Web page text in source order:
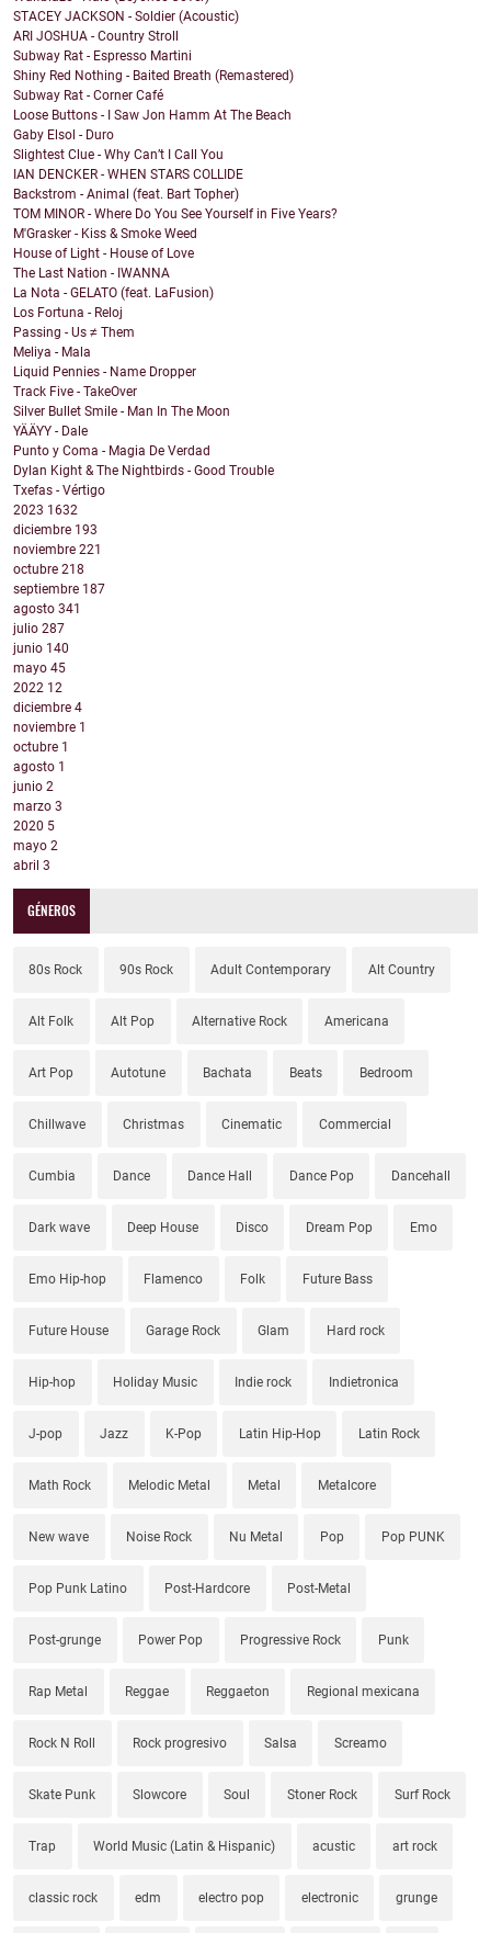
STACEY JACKSON - Soldier (Acoustic)
ARI JOSHUA - Country Stroll
Subway Rat - Espresso Martini
Shiny Red Nothing - Baited Breath (Remastered)
Subway Rat - Corner Café
Loose Buttons - I Saw Jon Hamm At The Beach
Gaby Elsol - Duro
Slightest Clue - Why Can’t I Call You
IAN DENCKER - WHEN STARS COLLIDE
Backstrom - Animal (feat. Bart Topher)
TOM MINOR - Where Do You See Yourself in Five Years?
M'Grasker - Kiss & Smoke Weed
House of Light - House of Love
The Last Nation - IWANNA
La Nota - GELATO (feat. LaFusion)
Los Fortuna - Reloj
Passing - Us ≠ Them
Meliya - Mala
Liquid Pennies - Name Dropper
Track Five - TakeOver
Silver Bullet Smile - Man In The Moon
YÄÄYY - Dale
Punto y Coma - Magia De Verdad
Dylan Kight & The Nightbirds - Good Trouble
Txefas - Vértigo
2023 1632
diciembre 193
noviembre 221
octubre 218
septiembre 187
agosto 341
julio 287
junio 140
mayo 45
2022 12
diciembre 4
noviembre 1
octubre 1
agosto 1
junio 2
marzo 3
2020 5
mayo 2
abril 3
GÉNEROS
80s Rock 90s Rock Adult Contemporary Alt Country
Alt Folk Alt Pop Alternative Rock Americana
Art Pop Autotune Bachata Beats Bedroom
Chillwave Christmas Cinematic Commercial
Cumbia Dance Dance Hall Dance Pop Dancehall
Dark wave Deep House Disco Dream Pop Emo
Emo Hip-hop Flamenco Folk Future Bass
Future House Garage Rock Glam Hard rock
Hip-hop Holiday Music Indie rock Indietronica
J-pop Jazz K-Pop Latin Hip-Hop Latin Rock
Math Rock Melodic Metal Metal Metalcore
New wave Noise Rock Nu Metal Pop Pop PUNK
Pop Punk Latino Post-Hardcore Post-Metal
Post-grunge Power Pop Progressive Rock Punk
Rap Metal Reggae Reggaeton Regional mexicana
Rock N Roll Rock progresivo Salsa Screamo
Skate Punk Slowcore Soul Stoner Rock Surf Rock
Trap World Music (Latin & Hispanic) acustic art rock
classic rock edm electro pop electronic grunge